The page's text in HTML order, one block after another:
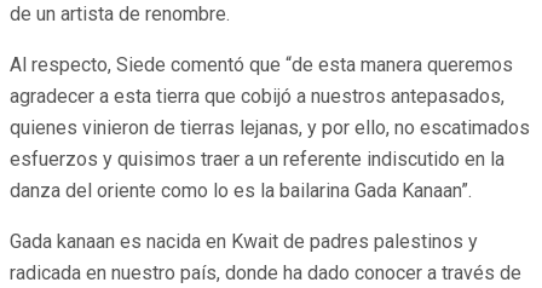
de un artista de renombre.
Al respecto, Siede comentó que “de esta manera queremos
agradecer a esta tierra que cobijó a nuestros antepasados,
quienes vinieron de tierras lejanas, y por ello, no escatimados
esfuerzos y quisimos traer a un referente indiscutido en la
danza del oriente como lo es la bailarina Gada Kanaan”.
Gada kanaan es nacida en Kwait de padres palestinos y
radicada en nuestro país, donde ha dado conocer a través de